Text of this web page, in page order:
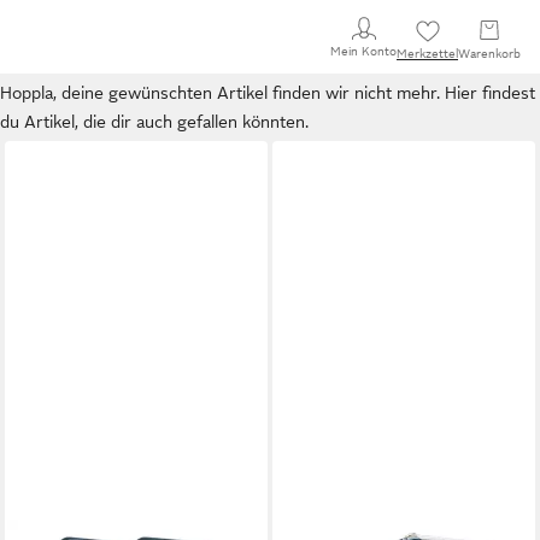
Mein KontoMerkzettel Warenkorb
Hoppla, deine gewünschten Artikel finden wir nicht mehr. Hier findest
du Artikel, die dir auch gefallen könnten.